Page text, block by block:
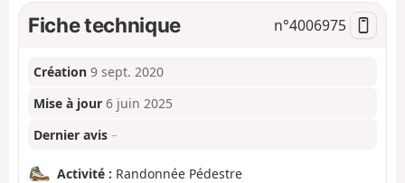
Fiche technique n°4006975
Création 9 sept. 2020
Mise à jour 6 juin 2025
Dernier avis –
Activité : Randonnée Pédestre